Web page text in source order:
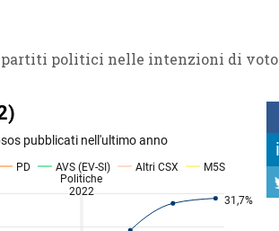
partiti politici nelle intenzioni di voto